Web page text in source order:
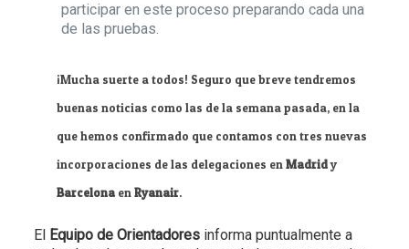
participar en este proceso preparando cada una
de las pruebas.
¡Mucha suerte a todos! Seguro que breve tendremos
buenas noticias como las de la semana pasada, en la
que hemos confirmado que contamos con tres nuevas
incorporaciones de las delegaciones enMadridy
BarcelonaenRyanair.
ElEquipo de Orientadoresinforma puntualmente a